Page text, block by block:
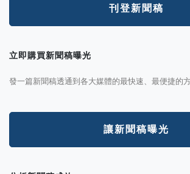
刊登新聞稿
立即購買新聞稿曝光
發一篇新聞稿透通到各大媒體的最快速、最便捷的方
讓新聞稿曝光